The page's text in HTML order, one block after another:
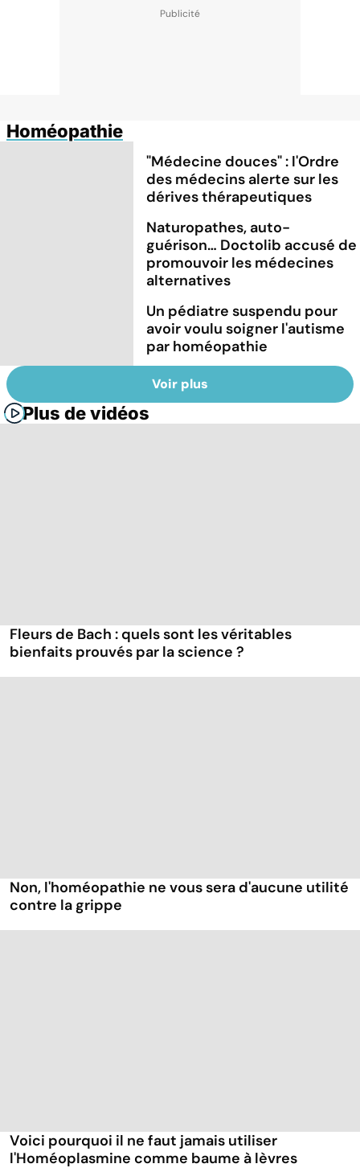
Homéopathie
"Médecine douces" : l'Ordre
des médecins alerte sur les
dérives thérapeutiques
Naturopathes, auto-
guérison… Doctolib accusé de
promouvoir les médecines
alternatives
Un pédiatre suspendu pour
avoir voulu soigner l'autisme
par homéopathie
Voir plus
Plus de vidéos
Fleurs de Bach : quels sont les véritables
bienfaits prouvés par la science ?
Non, l'homéopathie ne vous sera d'aucune utilité
contre la grippe
Voici pourquoi il ne faut jamais utiliser
l'Homéoplasmine comme baume à lèvres